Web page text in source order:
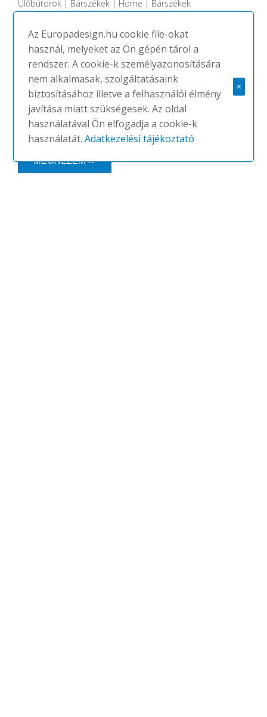
Ülőbútorok | Bárszékek | Home | Bárszékek
ugyanaz a letisztult profil, friss, laza
funkcionalitással ötvözve. Kifejezetten
közületi használatra és olyan terekbe
készült, ahol fontos a kisebb méret.
Rendkívül sokoldalú modell, amely
2016-ban tovább bővült új színekkel,...
MEGNÉZEM
Az Europadesign.hu cookie file-okat
használ, melyeket az Ön gépén tárol a
rendszer. A cookie-k személyazonosítására
nem alkalmasak, szolgáltatásaink
biztosításához illetve a felhasználói élmény
javítása miatt szükségesek. Az oldal
használatával Ön elfogadja a cookie-k
használatát.Adatkezelési tájékoztató
×